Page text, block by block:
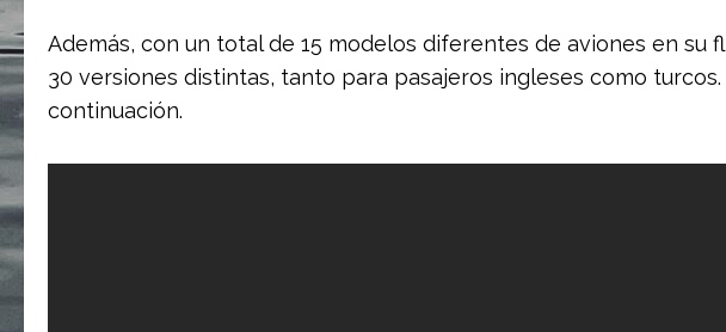
Además, con un total de 15 modelos diferentes de aviones en su
30 versiones distintas, tanto para pasajeros ingleses como
continuación.